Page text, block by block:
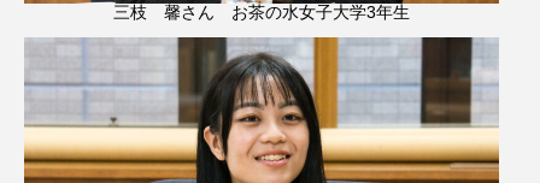
三枝 馨さん お茶の水女子大学3年生